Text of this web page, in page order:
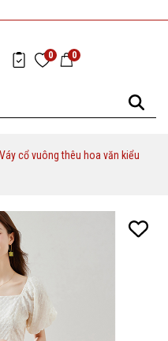
0 0
cổ vuông thêu hoa văn kiểu